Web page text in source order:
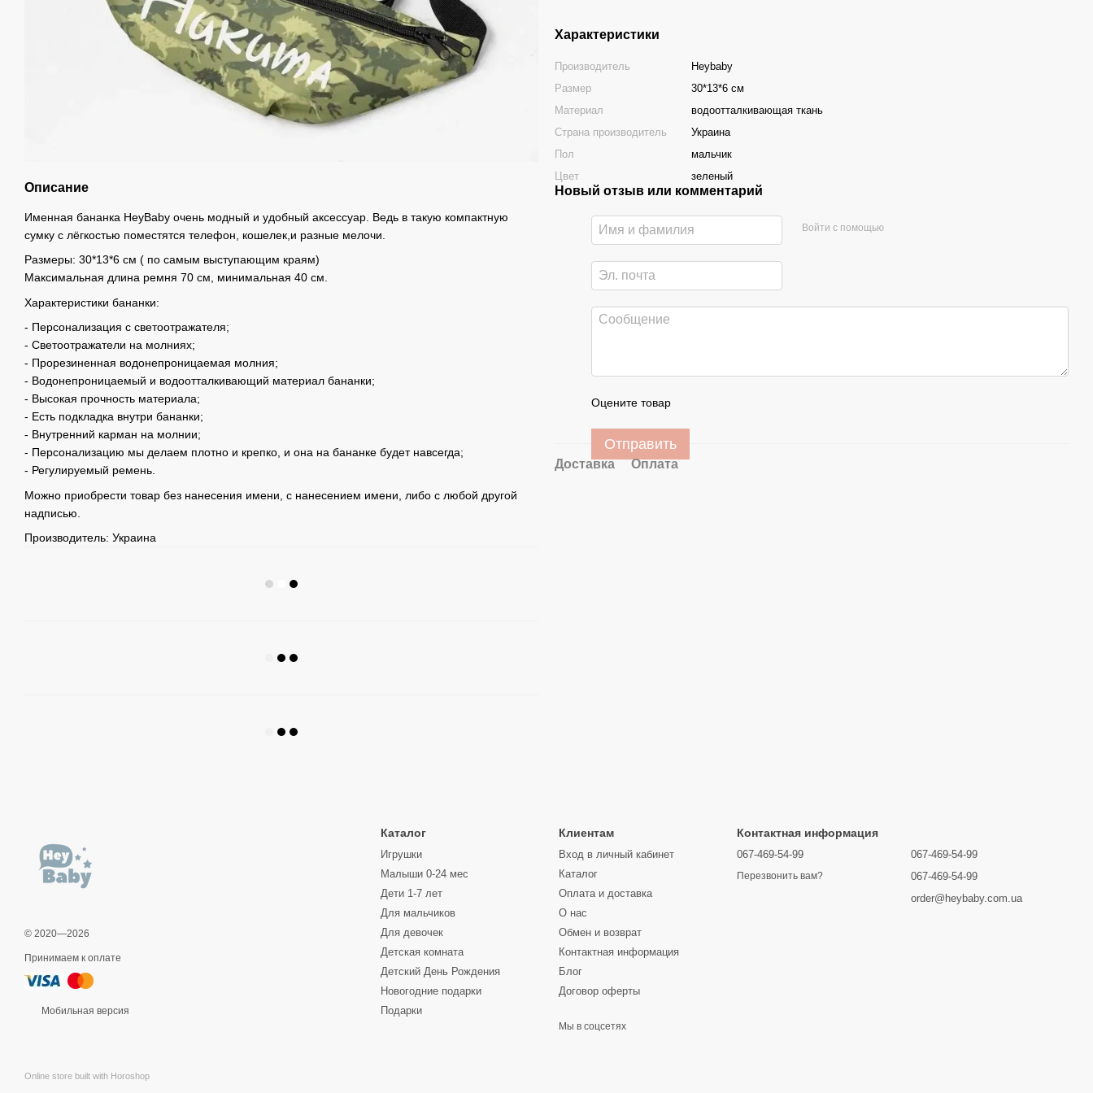
Описание
Именная бананка HeyBaby очень модный и удобный аксессуар. Ведь в такую компактную
сумку с лёгкостью поместятся телефон, кошелек,и разные мелочи.
Размеры: 30*13*6 см ( по самым выступающим краям)
Максимальная длина ремня 70 см, минимальная 40 см.
Характеристики бананки:
- Персонализация с светоотражателя;
- Cветоотражатели на молниях;
- Прорезиненная водонепроницаемая молния;
- Водонепроницаемый и водоотталкивающий материал бананки;
- Высокая прочность материала;
- Есть подкладка внутри бананки;
- Внутренний карман на молнии;
- Персонализацию мы делаем плотно и крепко, и она на бананке будет навсегда;
- Регулируемый ремень.
Можно приобрести товар без нанесения имени, с нанесением имени, либо с любой другой
надписью.
Производитель: Украина
Характеристики
Производитель
Heybaby
Размер
30*13*6 см
Материал
водоотталкивающая ткань
Страна производитель
Украина
Пол
мальчик
Цвет
зеленый
Новый отзыв или комментарий
Войти с помощью
Оцените товар
Отправить
Доставка Оплата
© 2020—2026
Принимаем к оплате
Мобильная версия
Online store built with Horoshop
Каталог
Игрушки
Малыши 0-24 мес
Дети 1-7 лет
Для мальчиков
Для девочек
Детская комната
Детский День Рождения
Новогодние подарки
Подарки
Клиентам
Вход в личный кабинет
Каталог
Оплата и доставка
О нас
Обмен и возврат
Контактная информация
Блог
Договор оферты
Мы в соцсетях
Контактная информация
067-469-54-99
Перезвонить вам?
067-469-54-99
067-469-54-99
order@heybaby.com.ua